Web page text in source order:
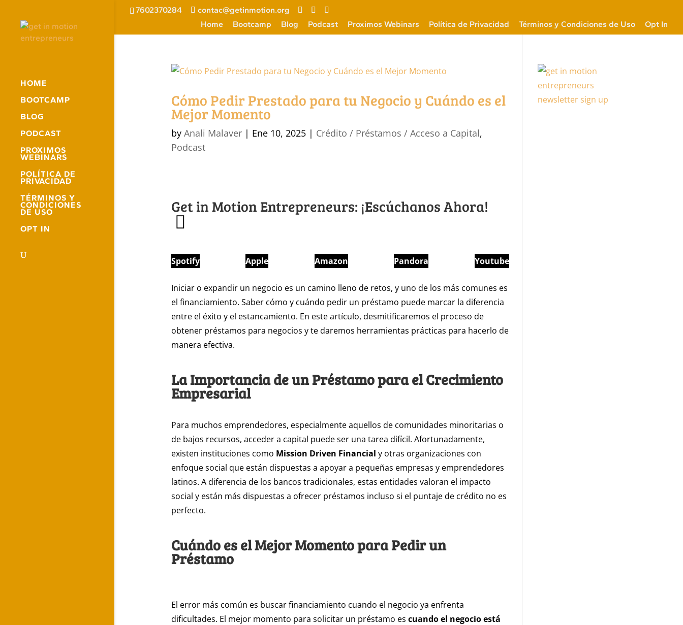
7602370284
contac@getinmotion.org
Home
Bootcamp Blog Podcast Proximos Webinars Política de Privacidad Términos y Condiciones de Uso Opt In
HOME
BOOTCAMP
BLOG
PODCAST
PROXIMOS
WEBINARS
POLÍTICA DE
PRIVACIDAD
TÉRMINOS Y
CONDICIONES
DE USO
OPT IN
Cómo Pedir Prestado para tu Negocio y Cuándo es el
Mejor Momento
by Anali Malaver| Ene 10, 2025| Crédito / Préstamos / Acceso a Capital,
Podcast
Get in Motion Entrepreneurs: ¡Escúchanos Ahora!
Spotify Apple Amazon Pandora Youtube
Iniciar o expandir un negocio es un camino lleno de retos, y uno de los más comunes es
el financiamiento. Saber cómo y cuándo pedir un préstamo puede marcar la diferencia
entre el éxito y el estancamiento. En este artículo, desmitificaremos el proceso de
obtener préstamos para negocios y te daremos herramientas prácticas para hacerlo de
manera efectiva.
La Importancia de un Préstamo para el Crecimiento
Empresarial
Para muchos emprendedores, especialmente aquellos de comunidades minoritarias o
de bajos recursos, acceder a capital puede ser una tarea difícil. Afortunadamente,
existen instituciones como Mission Driven Financial y otras organizaciones con
enfoque social que están dispuestas a apoyar a pequeñas empresas y emprendedores
latinos. A diferencia de los bancos tradicionales, estas entidades valoran el impacto
social y están más dispuestas a ofrecer préstamos incluso si el puntaje de crédito no es
perfecto.
Cuándo es el Mejor Momento para Pedir un
Préstamo
El error más común es buscar financiamiento cuando el negocio ya enfrenta
dificultades. El mejor momento para solicitar un préstamo es cuando el negocio está